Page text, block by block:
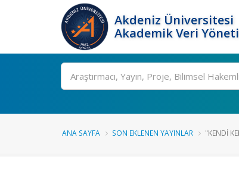
Akdeniz Üniversitesi
Akademik Veri
Ara
ANA SAYFA SON EKLENEN YAYINLAR "KENDI